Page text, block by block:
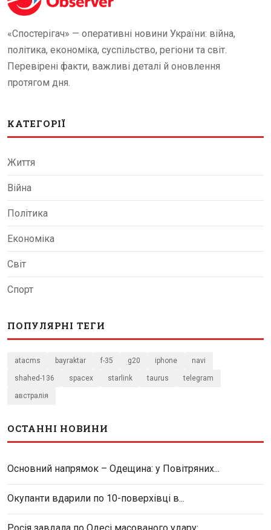
«Спостерігач» — оперативні новини України: війна,
політика, економіка, суспільство, регіони та світ.
Перевірені факти, важливі деталі й оновлення
протягом дня.
КАТЕГОРІЇ
Життя
Війна
Політика
Економіка
Світ
Спорт
ПОПУЛЯРНІ ТЕГИ
atacms bayraktar f-35 g20 iphone navi
shahed-136 spacex starlink taurus telegram
австралія
ОСТАННІ НОВИНИ
Основний напрямок – Одещина: у Повітряних...
Окупанти вдарили по 10-поверхівці в...